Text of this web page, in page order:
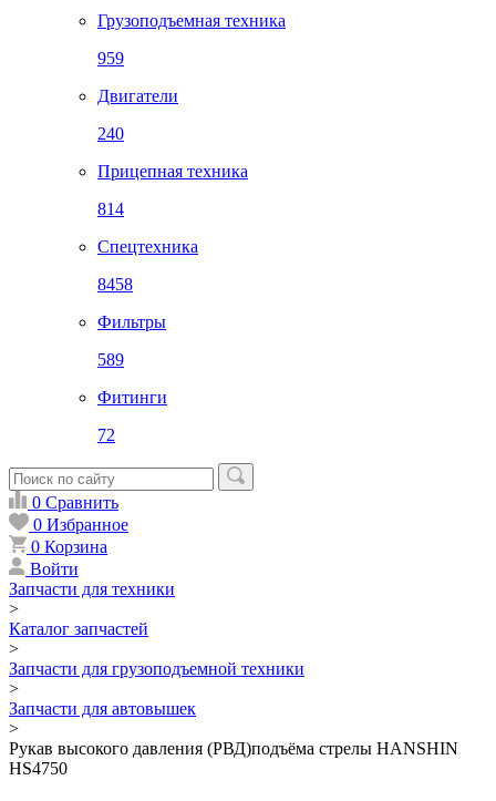
Грузоподъемная техника
959
Двигатели
240
Прицепная техника
814
Спецтехника
8458
Фильтры
589
Фитинги
72
0 Сравнить
0 Избранное
0 Корзина
Войти
Запчасти для техники
>
Каталог запчастей
>
Запчасти для грузоподъемной техники
>
Запчасти для автовышек
>
Рукав высокого давления (РВД)подъёма стрелы HANSHIN
HS4750